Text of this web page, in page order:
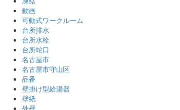
動画
可動式ワークルーム
台所排水
台所水栓
台所蛇口
名古屋市
名古屋市守山区
品番
壁掛け型給湯器
壁紙
外壁